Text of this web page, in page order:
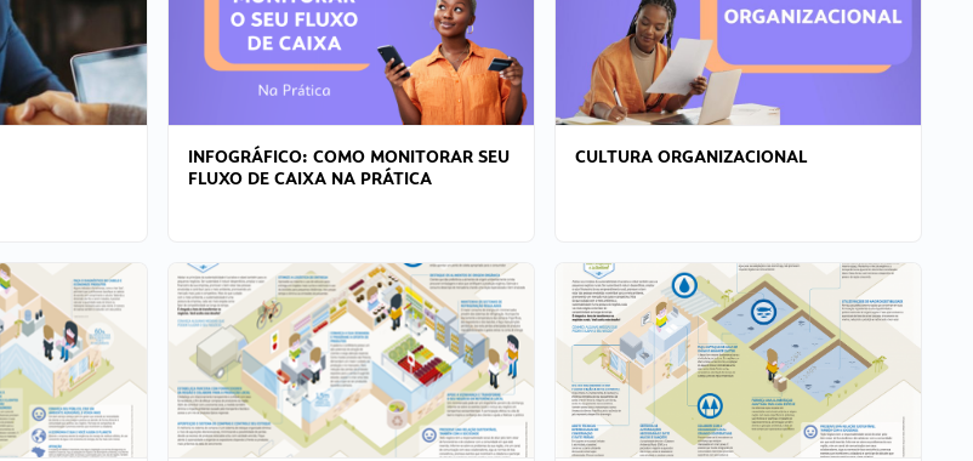
INFOGRÁFICO: COMO MONITORAR SEU
FLUXO DE CAIXA NA PRÁTICA
CULTURA ORGANIZACIONAL